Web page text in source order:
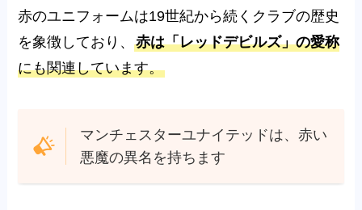
赤のユニフォームは19世紀から続くクラブの歴史
を象徴しており、赤は「レッドデビルズ」の愛称
にも関連しています。
マンチェスターユナイテッドは、赤い
悪魔の異名を持ちます